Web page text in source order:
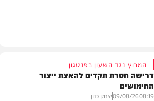
המרוץ נגד השעון בפנטגון
דרישה חסרת תקדים להאצת ייצור
החימושים
08:19
09/08/26יצחק כהן